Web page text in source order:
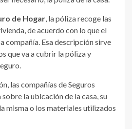
de Hogar, la póliza recoge las
de acuerdo con lo que el
compañía. Esa descripción sirve
que va a cubrir la póliza y
las compañías de Seguros
la ubicación de la casa, su
misma o los materiales utilizados